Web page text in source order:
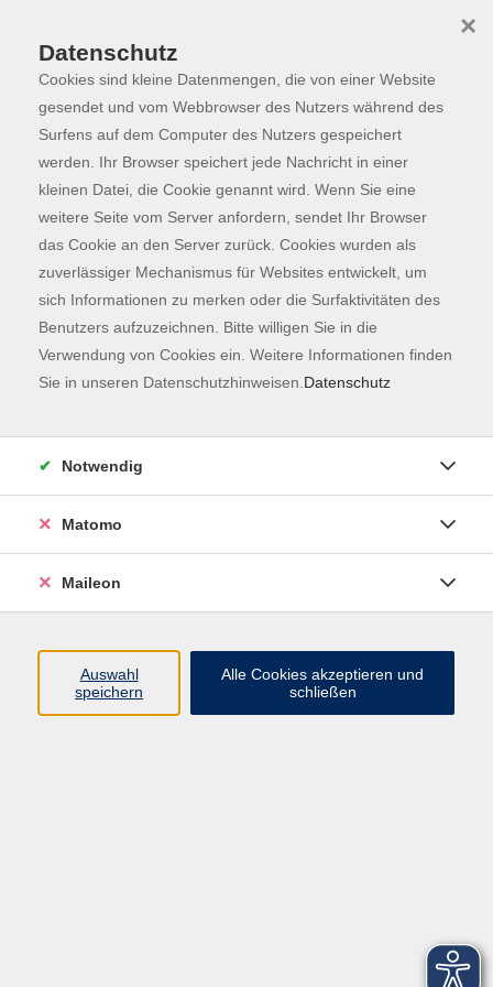
Skip to main content
Dozierende
Schmack, Dr. Julia
Ökologin und
Insektenforscherin
NEU: Natur erleben - mit allen Sinnen
und Ökologie
Sa. 17.10.2026 13:00
Datenschutz
Cookies sind kleine Datenmengen, die von einer Website
gesendet und vom Webbrowser des Nutzers während des
Surfens auf dem Computer des Nutzers gespeichert
werden. Ihr Browser speichert jede Nachricht in einer
kleinen Datei, die Cookie genannt wird. Wenn Sie eine
weitere Seite vom Server anfordern, sendet Ihr Browser
das Cookie an den Server zurück. Cookies wurden als
zuverlässiger Mechanismus für Websites entwickelt, um
sich Informationen zu merken oder die Surfaktivitäten des
Benutzers aufzuzeichnen. Bitte willigen Sie in die
Verwendung von Cookies ein. Weitere Informationen finden
Sie in unseren Datenschutzhinweisen. Datenschutz
×
Notwendig
Matomo
Maileon
Auswahl
speichern
Alle Cookies akzeptieren und
schließen